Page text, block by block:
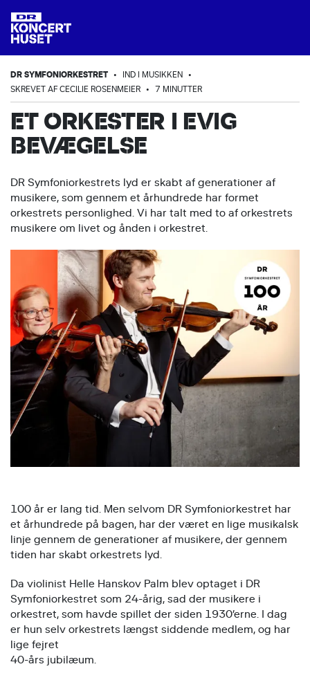
DR SYMFONIORKESTRET • IND I MUSIKKEN
•
SKREVET AF CECILIE ROSENMEIER • 7 MINUTTER
ET ORKESTER I EVIG
BEVÆGELSE
DR Symfoniorkestrets lyd er skabt af generationer af
musikere, som gennem et århundrede har formet
orkestrets personlighed. Vi har talt med to af orkestrets
musikere om livet og ånden i orkestret.
100 år er lang tid. Men selvom DR Symfoniorkestret har
et århundrede på bagen, har der været en lige musikalsk
linje gennem de generationer af musikere, der gennem
tiden har skabt orkestrets lyd.
Da violinist Helle Hanskov Palm blev optaget i DR
Symfoniorkestret som 24-årig, sad der musikere i
orkestret, som havde spillet der siden 1930’erne. I dag
er hun selv orkestrets længst siddende medlem, og har
lige fejret
40-års jubilæum.